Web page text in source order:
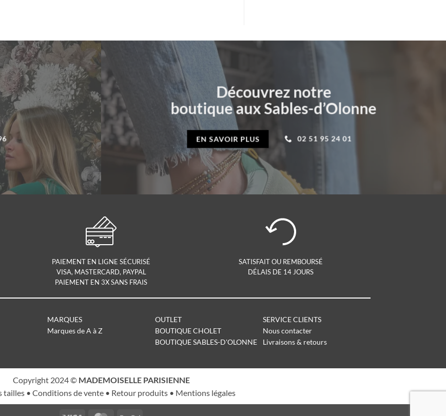
Découvrez notre
boutique aux Sables-d’Olonne
EN SAVOIR PLUS 02 51 95 24 01
PAIEMENT EN LIGNE SÉCURISÉ
VISA, MASTERCARD, PAYPAL
PAIEMENT EN 3X SANS FRAIS
SATISFAIT OU REMBOURSÉ
DÉLAIS DE 14 JOURS
MARQUES
Marques de A à Z
OUTLET
BOUTIQUE CHOLET
BOUTIQUE SABLES-D'OLONNE
SERVICE CLIENTS
Nous contacter
Livraisons & retours
Copyright 2024 © MADEMOISELLE PARISIENNE
tailles • Conditions de vente • Retour produits • Mentions légales